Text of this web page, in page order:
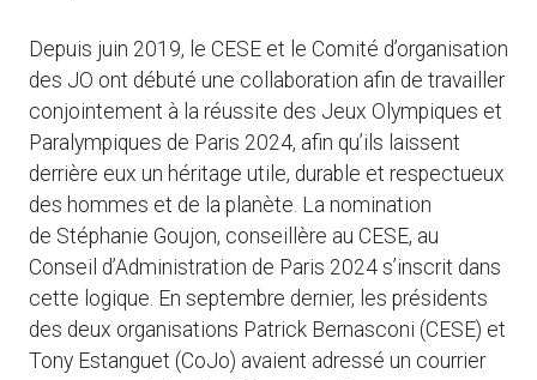
Depuis juin 2019, le CESE et le Comité d’organisation
des JO ont débuté une collaboration afin de travailler
conjointement à la réussite des Jeux Olympiques et
Paralympiques de Paris 2024, afin qu’ils laissent
derrière eux un héritage utile, durable et respectueux
des hommes et de la planète. La nomination
de Stéphanie Goujon, conseillère au CESE, au
Conseil d’Administration de Paris 2024 s’inscrit dans
cette logique. En septembre dernier, les présidents
des deux organisations Patrick Bernasconi (CESE) et
Tony Estanguet (CoJo) avaient adressé un courrier